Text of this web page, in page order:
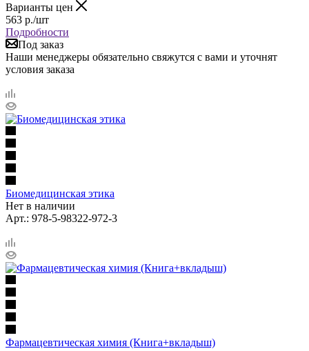
Варианты цен
563 р./шт
Подробности
Под заказ
Наши менеджеры обязательно свяжутся с вами и уточнят
условия заказа
Биомедицинская этика
Нет в наличии
Арт.: 978-5-98322-972-3
Фармацевтическая химия (Книга+вкладыш)